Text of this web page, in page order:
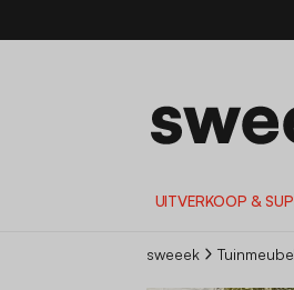
UITVERKOOP &
sweeek